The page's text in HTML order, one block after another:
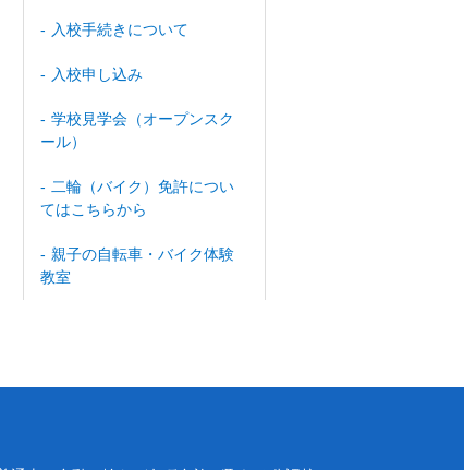
入校手続きについて
入校申し込み
学校見学会（オープンスク
ール）
二輪（バイク）免許につい
てはこちらから
親子の自転車・バイク体験
教室